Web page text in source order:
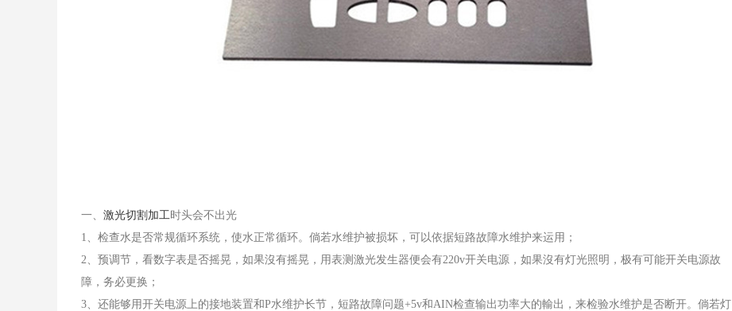
一、 激光切割加工时头会不出光
1、检查水是否常规循环系统，使水正常循环。倘若水维护被损坏，可以依据短路故障水维护来运用；
2、预调节，看数字表是否摇晃，如果沒有摇晃，用表测激光发生器便会有220v开关电源，如果沒有灯光照明，极有可能开关电源故
障，务必更换；
3、还能够用开关电源上的接地装置和P水维护长节，短路故障问题+5v和AIN检查输出功率大的輸出，来检验水维护是否断开。倘若灯